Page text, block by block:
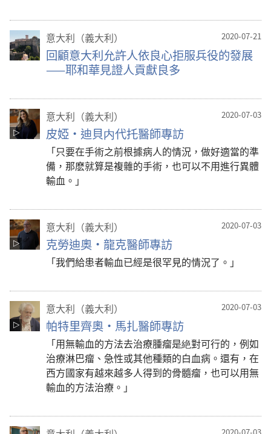
2020-07-21
意大利（義大利）
回顧意大利允許人依良心拒服兵役的發展
——耶和華見證人貢獻良多
2020-07-03
意大利（義大利）
皮婭·迪貝内代托醫師專訪
「只要在手術之前根據病人的情況，做好適當的準
備，那麽就算是複雜的手術，也可以不用進行異體
輸血。」
2020-07-03
意大利（義大利）
克勞迪奧·龍克醫師專訪
「我們給患者輸血已經是很罕見的情況了。」
2020-07-03
意大利（義大利）
帕特里齊奧·馬扎醫師專訪
「用無輸血的方法去治療腫瘤是絶對可行的，例如
治療淋巴瘤、急性或其他種類的白血病。還有，在
西方國家有越來越多人得到的骨髓瘤，也可以用無
輸血的方法治療。」